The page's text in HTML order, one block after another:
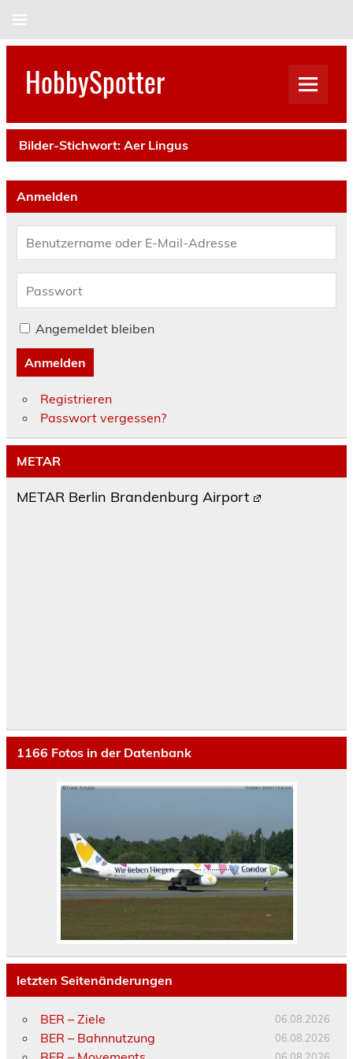
HobbySpotter
Bilder-Stichwort: Aer Lingus
Anmelden
Angemeldet bleiben
Anmelden
Registrieren
Passwort vergessen?
METAR
METAR Berlin Brandenburg Airport
1166 Fotos in der Datenbank
letzten Seitenänderungen
BER – Ziele 06.08.2026
BER – Bahnnutzung 06.08.2026
06.08.2026